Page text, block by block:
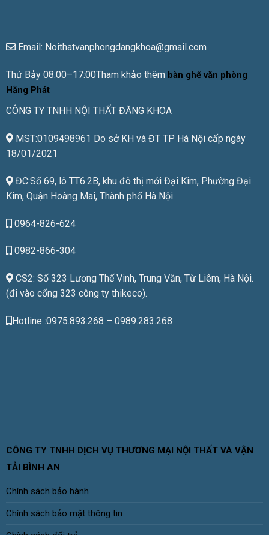
Email: Noithatvanphongdangkhoa@gmail.com
Thứ Bảy 08:00–17:00Tham khảo thêm bàn ghế văn phòng
Hằng Phát
CÔNG TY TNHH NỘI THẤT ĐĂNG KHOA
MST:0109498961 Do sở KH và ĐT TP Hà Nội cấp ngày
18/01/2021
ĐC:Số 69, lô TT6.2B, khu đô thị mới Đại Kim, Phường Đại
Kim, Quận Hoàng Mai, Thành phố Hà Nội
0964-826-624
0982-866-304
CS2: Số 323 Lương Thế Vinh, Trung Văn, Từ Liêm, Hà Nội.
(đi vào cổng 323 công ty thikeco).
Hotline :0975.893.268 – 0989.283.268
CÔNG TY TNHH DỊCH VỤ THƯƠNG MẠI NỘI THẤT VÀ VẬN
TẢI BÌNH AN
Chính sách bảo hành
Chính sách bảo mật thông tin